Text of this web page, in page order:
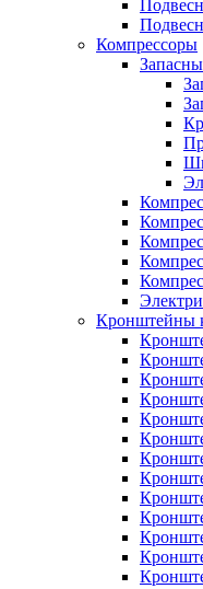
Компрессоры
Кронштейны